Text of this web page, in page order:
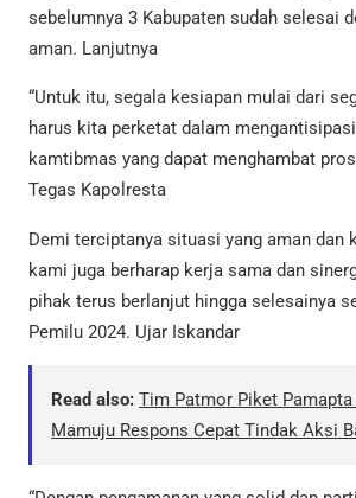
sebelumnya 3 Kabupaten sudah selesai
aman. Lanjutnya
“Untuk itu, segala kesiapan mulai dari
harus kita perketat dalam
kamtibmas yang dapat menghambat
Tegas Kapolresta
Demi terciptanya situasi yang aman dan
kami juga berharap kerja sama dan
pihak terus berlanjut hingga selesainya
Pemilu 2024. Ujar Iskandar
Read also: Tim Patmor Piket
Mamuju Respons Cepat Tindak Aksi